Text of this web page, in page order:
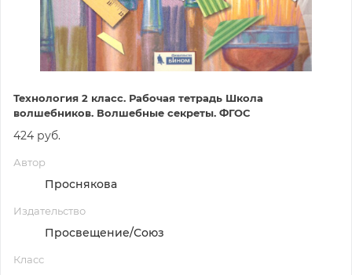
Технология 2 класс. Рабочая тетрадь Школа
волшебников. Волшебные секреты. ФГОС
424 руб.
Автор
Проснякова
Издательство
Просвещение/Союз
Класс